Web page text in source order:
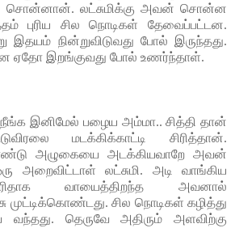
சொன்னான். லட்சுமிக்கு அவன் சொன்ன
புரிய சில நொடிகள் தேவைப்பட்டன.
இதயம் நின்றுவிடுவது போல் இருந்தது.
ஏதோ இறங்குவது போல் உணர்ந்தாள்.
நீங்க இனிமேல் பழைய அம்மா.. சித்தி தான்
மடக்கிக்காட்டி சிரித்தான்.
அழுகையை அடக்கியவாறே அவன்
அறைவிட்டாள் லட்சுமி. அடி வாங்கிய
வாயைத்திறந்த அவனால்
முட்டிக்கொண்டது. சில நொடிகள் கழித்து
தெருவே அதிரும் அளவிற்கு